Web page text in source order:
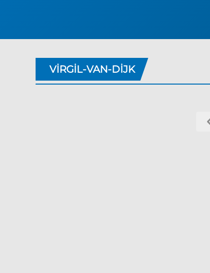
VIRGIL-VAN-DIJK